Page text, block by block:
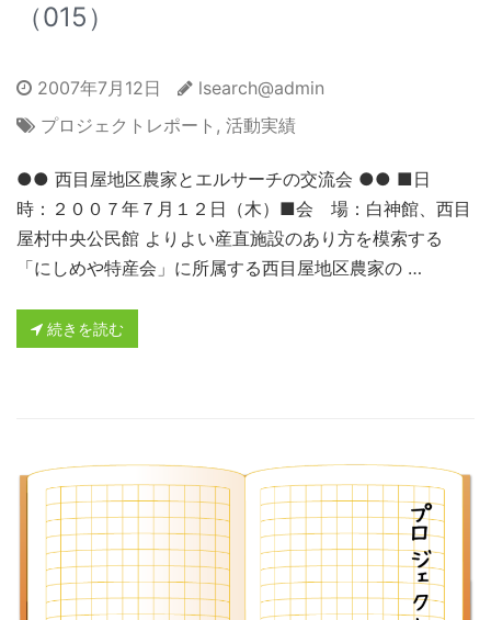
（015）
2007年7月12日
lsearch@admin
プロジェクトレポート , 活動実績
●● 西目屋地区農家とエルサーチの交流会 ●● ■日
時：２００７年７月１２日（木）■会 場：白神館、西目
屋村中央公民館 よりよい産直施設のあり方を模索する
「にしめや特産会」に所属する西目屋地区農家の …
続きを読む